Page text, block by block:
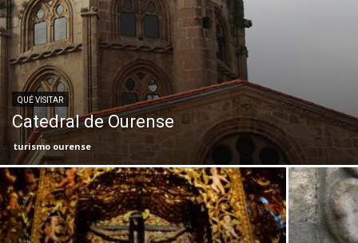
QUÉ VISITAR
Catedral de Ourense
turismo ourense